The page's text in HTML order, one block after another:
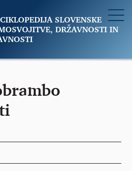
SLOVENSKE
DRŽAVNOSTI IN